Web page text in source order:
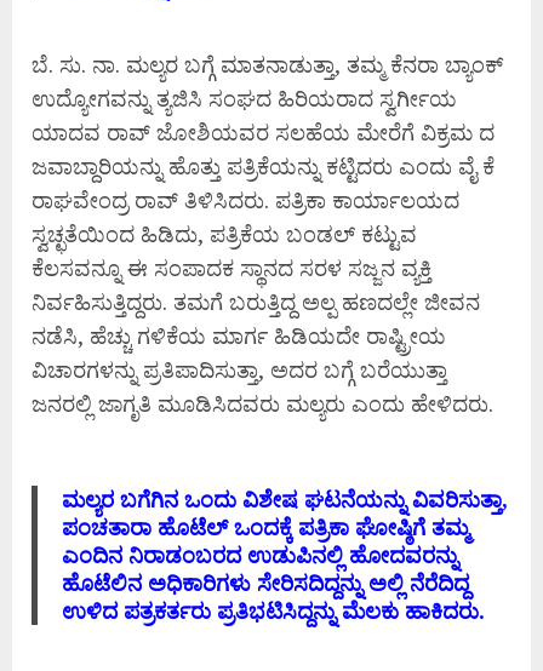
ಬೆ. ಸು. ನಾ. ಮಲ್ಯರ ಬಗ್ಗೆ ಮಾತನಾಡುತ್ತಾ, ತಮ್ಮ ಕೆನರಾ ಬ್ಯಾಂಕ್
ಉದ್ಯೋಗವನ್ನು ತ್ಯಜಿಸಿ ಸಂಘದ ಹಿರಿಯರಾದ ಸ್ವರ್ಗೀಯ
ಯಾದವ ರಾವ್ ಜೋಶಿಯವರ ಸಲಹೆಯ ಮೇರೆಗೆ ವಿಕ್ರಮ ದ
ಜವಾಬ್ದಾರಿಯನ್ನು ಹೊತ್ತು ಪತ್ರಿಕೆಯನ್ನು ಕಟ್ಟಿದರು ಎಂದು ವೈ ಕೆ
ರಾಘವೇಂದ್ರ ರಾವ್ ತಿಳಿಸಿದರು. ಪತ್ರಿಕಾ ಕಾರ್ಯಾಲಯದ
ಸ್ವಚ್ಛತೆಯಿಂದ ಹಿಡಿದು, ಪತ್ರಿಕೆಯ ಬಂಡಲ್ ಕಟ್ಟುವ
ಕೆಲಸವನ್ನೂ ಈ ಸಂಪಾದಕ ಸ್ಥಾನದ ಸರಳ ಸಜ್ಜನ ವ್ಯಕ್ತಿ
ನಿರ್ವಹಿಸುತ್ತಿದ್ದರು. ತಮಗೆ ಬರುತ್ತಿದ್ದ ಅಲ್ಪ ಹಣದಲ್ಲೇ ಜೀವನ
ನಡೆಸಿ, ಹೆಚ್ಚು ಗಳಿಕೆಯ ಮಾರ್ಗ ಹಿಡಿಯದೇ ರಾಷ್ಟ್ರ‍ೀಯ
ವಿಚಾರಗಳನ್ನು ಪ್ರತಿಪಾದಿಸುತ್ತಾ, ಅದರ ಬಗ್ಗೆ ಬರೆಯುತ್ತಾ
ಜನರಲ್ಲಿ ಜಾಗೃತಿ ಮೂಡಿಸಿದವರು ಮಲ್ಯರು ಎಂದು ಹೇಳಿದರು.
ಮಲ್ಯರ ಬಗೆಗಿನ ಒಂದು ವಿಶೇಷ ಘಟನೆಯನ್ನು ವಿವರಿಸುತ್ತಾ,
ಪಂಚತಾರಾ ಹೊಟೆಲ್ ಒಂದಕ್ಕೆ ಪತ್ರಿಕಾ ಘೋಷ್ಠಿಗೆ ತಮ್ಮ
ಎಂದಿನ ನಿರಾಡಂಬರದ ಉಡುಪಿನಲ್ಲಿ ಹೋದವರನ್ನು
ಹೊಟೆಲಿನ ಅಧಿಕಾರಿಗಳು ಸೇರಿಸದಿದ್ದನ್ನು ಅಲ್ಲಿ ನೆರೆದಿದ್ದ
ಉಳಿದ ಪತ್ರಕರ್ತರು ಪ್ರತಿಭಟಿಸಿದ್ದನ್ನು ಮೆಲಕು ಹಾಕಿದರು.